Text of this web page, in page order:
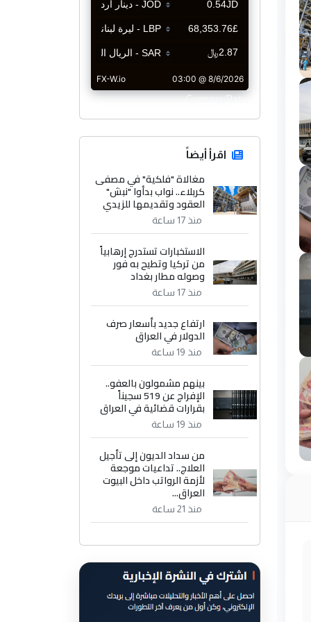
CurrencyRate
اقرأ أيضاً
مغالاة "فلكية" في مصفى
كربلاء.. نواب بدأوا "نبش"
العقود وتقديمها للزيدي
منذ 17 ساعة
الاستخبارات تستدرج إرهابياً
من تركيا وتطيح به فور
وصوله مطار بغداد
منذ 17 ساعة
ارتفاع جديد بأسعار صرف
الدولار في العراق
منذ 19 ساعة
بينهم مشمولون بالعفو..
الإفراج عن 519 سجيناً
بقرارات قضائية في العراق
منذ 19 ساعة
من سداد الديون إلى تأجيل
العلاج.. تداعيات موجعة
لأزمة الرواتب داخل البيوت
العراق...
منذ 21 ساعة